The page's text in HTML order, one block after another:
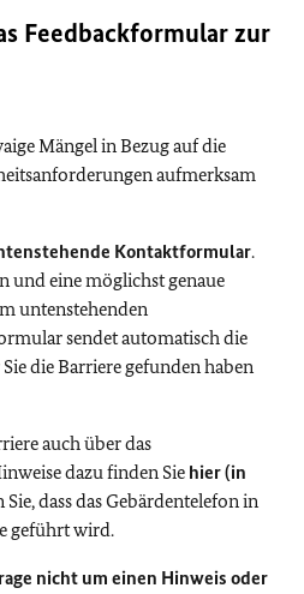
Feedbackformular zur
Mängel in Bezug auf die
aufmerksam
Kontaktformular.
und eine möglichst genaue
untenstehenden
sendet automatisch die
die Barriere gefunden haben
auch über das
dazu finden Sie hier (in
Sie, dass das Gebärdentelefon in
geführt wird.
nicht um einen Hinweis oder